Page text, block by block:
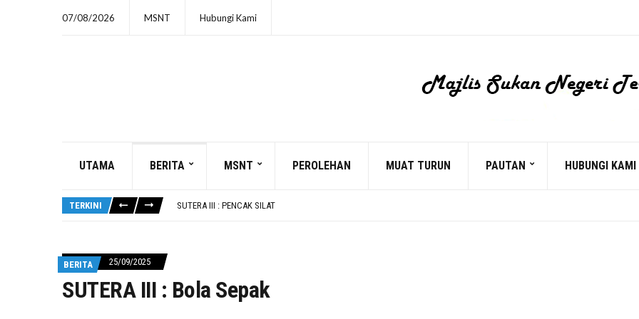
07/08/2026 MSNT Hubungi Kami
UTAMA BERITA MSNT PEROLEHAN MUAT TURUN PAUTAN HUBUNGI KAMI
TERKINI
SUTERA III : PENCAK SILAT
BERITA 25/09/2025
SUTERA III : Bola Sepak